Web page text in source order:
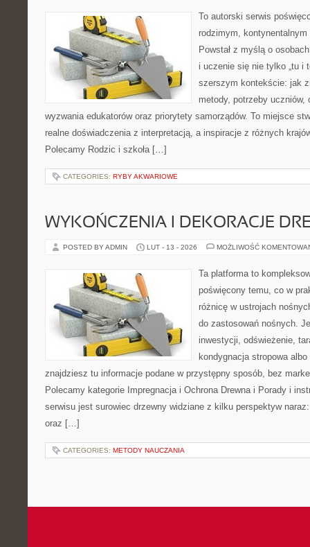
To autorski serwis
rodzimym,
Powstał z myślą o
i uczenie się nie tylko „tu i
szerszym kontekście: jak
metody, potrzeby
wyzwania edukatorów oraz priorytety samorządów. To miejsce
realne doświadczenia z interpretacją, a inspiracje z różnych
Polecamy Rodzic i szkoła […]
CATEGORIES: RYBY AKWARIOWE
WYKOŃCZENIA I DEKORACJE
POSTED BY ADMIN LUT - 13 - 2026 MOŻLIWOŚĆ
Ta platforma to
poświęcony temu, co w
różnicę w ustrojach
do zastosowań nośnych.
inwestycji, odświeżenie,
kondygnacja stropowa
znajdziesz tu informacje podane w przystępny sposób, bez
Polecamy kategorie Impregnacja i Ochrona Drewna i Porady i
serwisu jest surowiec drzewny widziane z kilku perspektyw
oraz […]
CATEGORIES: METODY NAUCZANIA